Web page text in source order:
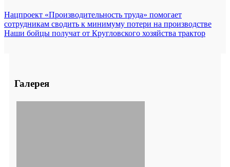
Нацпроект «Производительность труда» помогает
сотрудникам сводить к минимуму потери на производстве
Наши бойцы получат от Кругловского хозяйства трактор
Галерея